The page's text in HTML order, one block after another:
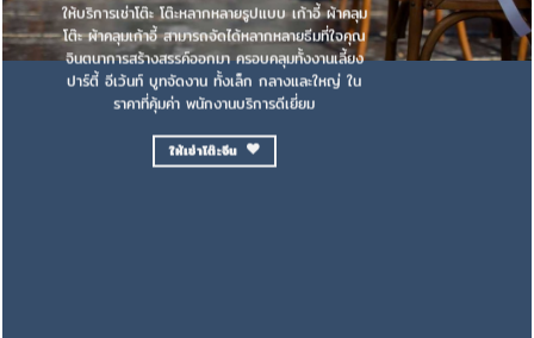
ให้บริการเช่าโต๊ะ โต๊ะหลากหลายรูปแบบ เก้าอี้ ผ้าคลุม
โต๊ะ ผ้าคลุมเก้าอี้ สามารถจัดได้หลากหลายธีมที่ใจคุณ
จินตนาการสร้างสรรค์ออกมา ครอบคลุมทั้งงานเลี้ยง
ปาร์ตี้ อีเว้นท์ บูทจัดงาน ทั้งเล็ก กลางและใหญ่ ใน
ราคาที่คุ้มค่า พนักงานบริการดีเยี่ยม
ให้เช่าโต๊ะจีน